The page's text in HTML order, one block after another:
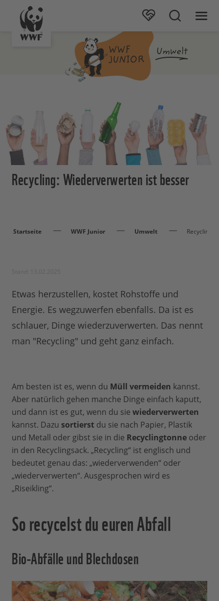
Recycling: Wiederverwerten ist besser
Startseite WWF Junior Umwelt Recycling
Etwas herzustellen, kostet Rohstoffe und
Energie. Es wegzuwerfen ebenfalls. Da ist es
schlauer, Dinge wiederzuverwerten. Das nennt
man "Recycling" und geht ganz einfach.
Am besten ist es, wenn du Müll vermeiden kannst.
Aber natürlich gehen manche Dinge einfach kaputt,
und dann ist es gut, wenn du sie wiederverwerten
kannst. Dazu sortierst du sie nach Papier, Plastik
und Metall oder gibst sie in die Recyclingtonne oder
in den Recyclingsack. „Recycling“ ist englisch und
bedeutet genau das: „wiederverwenden“ oder
„wiederverwerten“. Ausgesprochen wird es
„Riseikling“.
So recycelst du euren Abfall
Bio-Abfälle und Blechdosen